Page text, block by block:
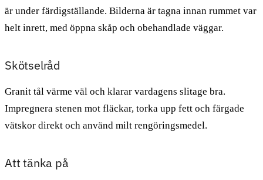
är under färdigställande. Bilderna är tagna innan rummet var
helt inrett, med öppna skåp och obehandlade väggar.
Skötselråd
Granit tål värme väl och klarar vardagens slitage bra.
Impregnera stenen mot fläckar, torka upp fett och färgade
vätskor direkt och använd milt rengöringsmedel.
Att tänka på